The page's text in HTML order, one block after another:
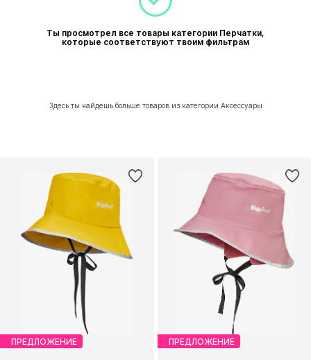
Ты просмотрел все товары категории Перчатки,
которые соответствуют твоим фильтрам
Здесь ты найдешь больше товаров из категории Аксессуары
ПРЕДЛОЖЕНИЕ ПРЕДЛОЖЕНИЕ